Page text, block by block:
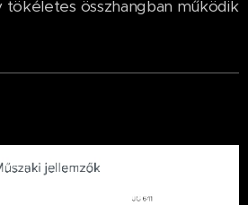
tökéletes összhangban működik